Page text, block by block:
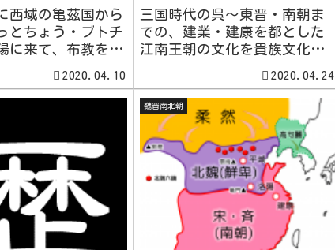
西域の亀茲国から
とちょう・ブトチ
に来て、布教を行
及んだ。5世紀初
ド人で亀茲国出
て、法...
2020.04.10
三国時代の呉～東晋・南朝ま
での、建業・建康を都とした
江南王朝の文化を貴族文化
という。貴族の間で、道徳や
規範に縛られない趣味の世界
が好まれた。文化人の間で
は、老荘思想の発展である清
談が流行。清談家として、世
俗を避けて...
2020.04.24
魏晋南北朝